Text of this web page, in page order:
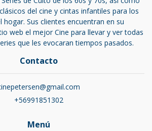
del cine y cintas infantiles para los
hogar. Sus clientes encuentran en su
web el mejor Cine para llevar y ver todas
que les evocaran tiempos pasados.
Contacto
+56991851302
Menú